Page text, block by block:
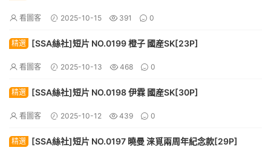
看圖客 2025-10-15 391 0
精選 [SSA絲社]短片 NO.0199 橙子 國産SK[23P]
看圖客 2025-10-13 468 0
精選 [SSA絲社]短片 NO.0198 伊霖 國産SK[30P]
看圖客 2025-10-12 439 0
精選 [SSA絲社]短片 NO.0197 曉曼 涞覓兩周年紀念款[29P]